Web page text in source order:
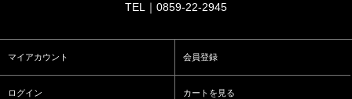
TEL｜0859-22-2945
マイアカウント 会員登録
ログイン カートを見る